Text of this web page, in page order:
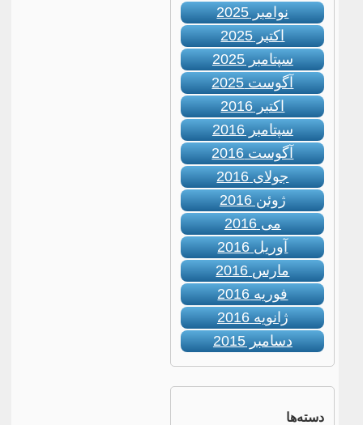
نوامبر 2025
اکتبر 2025
سپتامبر 2025
آگوست 2025
اکتبر 2016
سپتامبر 2016
آگوست 2016
جولای 2016
ژوئن 2016
می 2016
آوریل 2016
مارس 2016
فوریه 2016
ژانویه 2016
دسامبر 2015
دسته‌ها